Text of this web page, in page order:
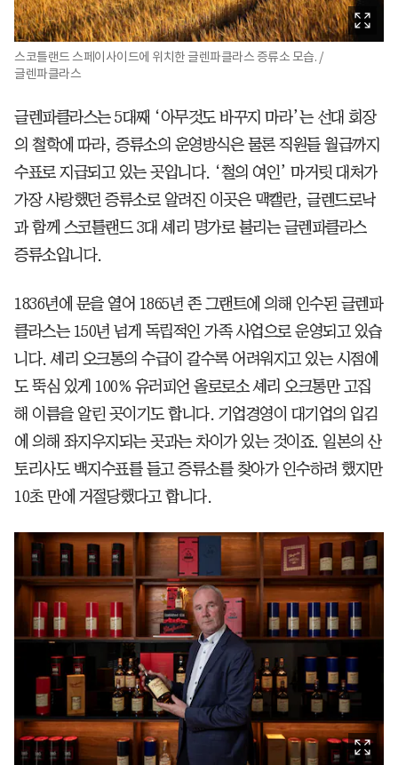
스코틀랜드 스페이사이드에 위치한 글렌파클라스 증류소 모습. /
글렌파클라스
글렌파클라스는 5대째 ‘아무것도 바꾸지 마라’는 선대 회장
의 철학에 따라, 증류소의 운영방식은 물론 직원들 월급까지
수표로 지급되고 있는 곳입니다. ‘철의 여인’ 마거릿 대처가
가장 사랑했던 증류소로 알려진 이곳은 맥캘란, 글렌드로낙
과 함께 스코틀랜드 3대 셰리 명가로 불리는 글렌파클라스
증류소입니다.
1836년에 문을 열어 1865년 존 그랜트에 의해 인수된 글렌파
클라스는 150년 넘게 독립적인 가족 사업으로 운영되고 있습
니다. 셰리 오크통의 수급이 갈수록 어려워지고 있는 시점에
도 뚝심 있게 100% 유러피언 올로로소 셰리 오크통만 고집
해 이름을 알린 곳이기도 합니다. 기업경영이 대기업의 입김
에 의해 좌지우지되는 곳과는 차이가 있는 것이죠. 일본의 산
토리사도 백지수표를 들고 증류소를 찾아가 인수하려 했지만
10초 만에 거절당했다고 합니다.